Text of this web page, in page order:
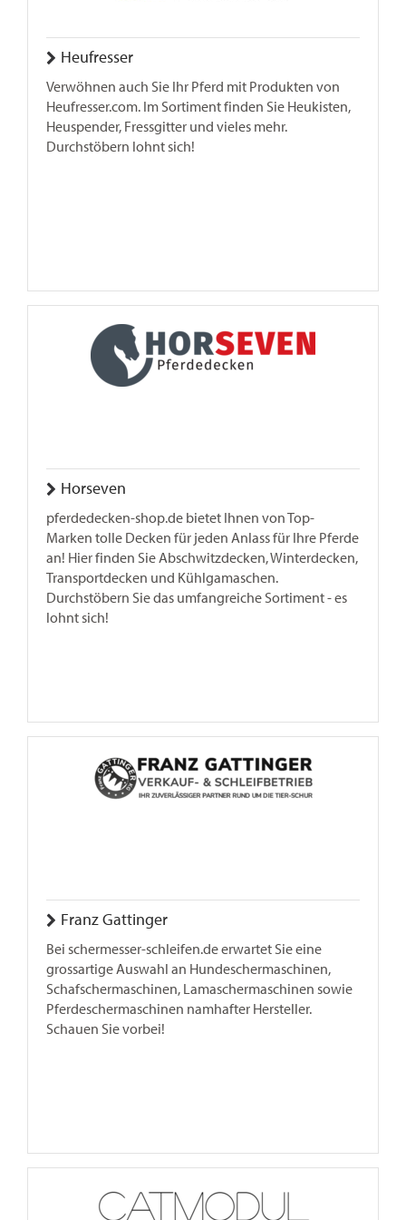
Heufresser
Verwöhnen auch Sie Ihr Pferd mit Produkten von
Heufresser.com. Im Sortiment finden Sie Heukisten,
Heuspender, Fressgitter und vieles mehr.
Durchstöbern lohnt sich!
Horseven
pferdedecken-shop.de bietet Ihnen von Top-
Marken tolle Decken für jeden Anlass für Ihre Pferde
an! Hier finden Sie Abschwitzdecken, Winterdecken,
Transportdecken und Kühlgamaschen.
Durchstöbern Sie das umfangreiche Sortiment - es
lohnt sich!
Franz Gattinger
Bei schermesser-schleifen.de erwartet Sie eine
grossartige Auswahl an Hundeschermaschinen,
Schafschermaschinen, Lamaschermaschinen sowie
Pferdeschermaschinen namhafter Hersteller.
Schauen Sie vorbei!